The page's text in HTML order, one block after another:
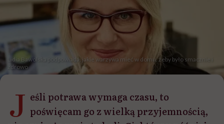
Lidia Bawolska podpowiada, jakie warzywa mieć w domu, żeby było smacznie i
zdrowo
J eśli potrawa wymaga czasu, to
poświęcam go z wielką przyjemnością,